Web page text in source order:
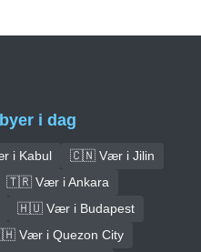
i dag
i Kabul
🇨🇳 Vær i Jilin
🇹🇷 Vær i Ankara
🇭🇺 Vær i Budapest
Vær i Quezon City